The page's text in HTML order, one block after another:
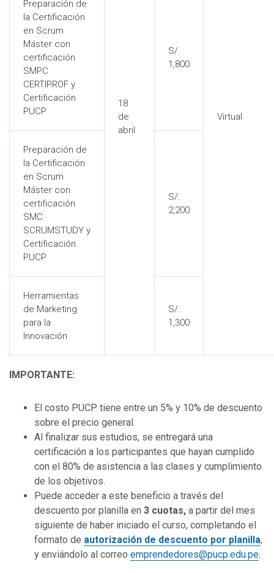
18
de
abril
Virtual
Preparación de
la Certificación
en Scrum
Máster con
certificación
SMPC
CERTIPROF y
Certificación
PUCP
S/.
1,800
Preparación de
la Certificación
en Scrum
Máster con
certificación
SMC
SCRUMSTUDY y
Certificación
PUCP
S/.
2,200
Herramientas
de Marketing
para la
Innovación
S/.
1,300
IMPORTANTE:
El costo PUCP tiene entre un 5% y 10% de descuento
sobre el precio general.
Al finalizar sus estudios, se entregará una
certificación a los participantes que hayan cumplido
con el 80% de asistencia a las clases y cumplimiento
de los objetivos.
Puede acceder a este beneficio a través del
descuento por planilla en 3 cuotas, a partir del mes
siguiente de haber iniciado el curso, completando el
formato de autorización de descuento por planilla,
y enviándolo al correo emprendedores@pucp.edu.pe.